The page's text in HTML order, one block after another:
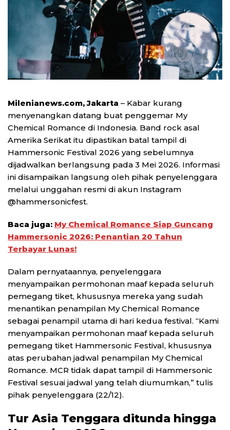
Milenianews.com, Jakarta – Kabar kurang
menyenangkan datang buat penggemar My
Chemical Romance di Indonesia. Band rock asal
Amerika Serikat itu dipastikan batal tampil di
Hammersonic Festival 2026 yang sebelumnya
dijadwalkan berlangsung pada 3 Mei 2026. Informasi
ini disampaikan langsung oleh pihak penyelenggara
melalui unggahan resmi di akun Instagram
@hammersonicfest.
Baca juga: My Chemical Romance Siap Guncang
Hammersonic 2026: Penantian 20 Tahun
Terbayar Lunas!
Dalam pernyataannya, penyelenggara
menyampaikan permohonan maaf kepada seluruh
pemegang tiket, khususnya mereka yang sudah
menantikan penampilan My Chemical Romance
sebagai penampil utama di hari kedua festival. “Kami
menyampaikan permohonan maaf kepada seluruh
pemegang tiket Hammersonic Festival, khususnya
atas perubahan jadwal penampilan My Chemical
Romance. MCR tidak dapat tampil di Hammersonic
Festival sesuai jadwal yang telah diumumkan,” tulis
pihak penyelenggara (22/12).
Tur Asia Tenggara ditunda hingga